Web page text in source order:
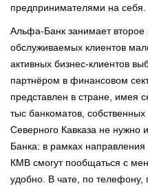
предпринимателями на себя.
Альфа-Банк занимает второе
обслуживаемых клиентов
активных бизнес-клиентов
партнёром в финансовом
представлен в стране, имея
тыс банкоматов,
Северного Кавказа не
Банка: в рамках
КМВ смогут пообщаться с
удобно. В чате, по телефону,